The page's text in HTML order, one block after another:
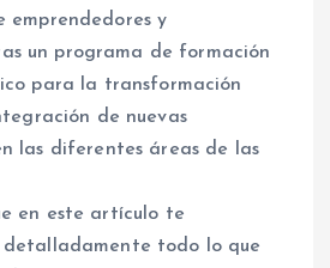
emprendedores y
un programa de formación
para la transformación
de nuevas
las diferentes áreas de las
en este artículo te
detalladamente todo lo que